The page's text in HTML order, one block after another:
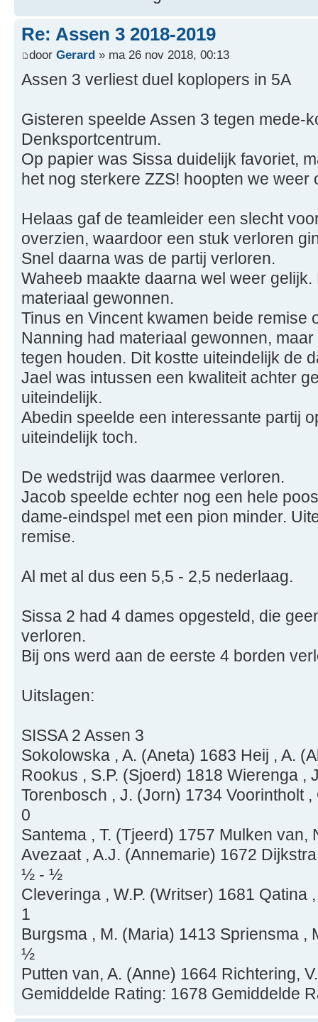
Re: Assen 3 2018-2019
door Gerard » ma 26 nov 2018, 00:13
Assen 3 verliest duel koplopers in 5A
Gisteren speelde Assen 3 tegen mede-
Denksportcentrum.
Op papier was Sissa duidelijk favoriet,
het nog sterkere ZZS! hoopten we weer
Helaas gaf de teamleider een slecht
overzien, waardoor een stuk verloren
Snel daarna was de partij verloren.
Waheeb maakte daarna wel weer
materiaal gewonnen.
Tinus en Vincent kwamen beide remise
Nanning had materiaal gewonnen,
tegen houden. Dit kostte uiteindelijk de
Jael was intussen een kwaliteit achter
uiteindelijk.
Abedin speelde een interessante partij
uiteindelijk toch.
De wedstrijd was daarmee verloren.
Jacob speelde echter nog een hele
dame-eindspel met een pion minder.
remise.
Al met al dus een 5,5 - 2,5 nederlaag.
Sissa 2 had 4 dames opgesteld, die
verloren.
Bij ons werd aan de eerste 4 borden
Uitslagen:
SISSA 2 Assen 3
Sokolowska , A. (Aneta) 1683 Heij , A.
Rookus , S.P. (Sjoerd) 1818 Wierenga ,
Torenbosch , J. (Jorn) 1734 Voorintholt
0
Santema , T. (Tjeerd) 1757 Mulken
Avezaat , A.J. (Annemarie) 1672
½ - ½
Cleveringa , W.P. (Writser) 1681 Qatina
1
Burgsma , M. (Maria) 1413 Spriensma
½
Putten van, A. (Anne) 1664 Richtering,
Gemiddelde Rating: 1678 Gemiddelde